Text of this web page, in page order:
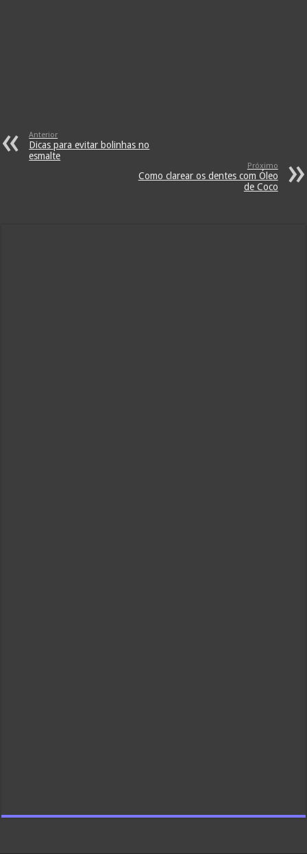
Anterior
Dicas para evitar bolinhas no
esmalte
Próximo
Como clarear os dentes com Óleo
de Coco